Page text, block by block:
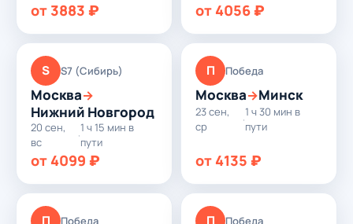
от 3883 ₽ от 4056 ₽
S S7 (Сибирь)
Москва→
Нижний Новгород
20 сен,
вс
·
1 ч 15 мин в
пути
от 4099 ₽
П Победа
Москва→Минск
23 сен,
ср
·
1 ч 30 мин в
пути
от 4135 ₽
П Победа П Победа